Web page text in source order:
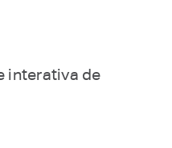
interativa de